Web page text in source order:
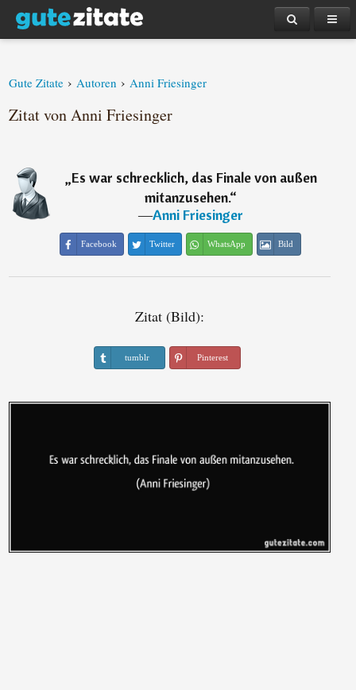
Gute Zitate › Autoren › Anni Friesinger
Zitat von Anni Friesinger
„Es war schrecklich, das Finale von außen
mitanzusehen.“
―Anni Friesinger
Facebook Twitter WhatsApp Bild
Zitat (Bild):
tumblr Pinterest